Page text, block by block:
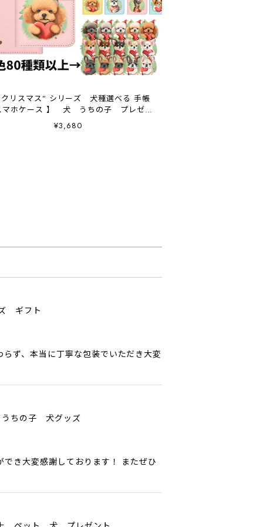
リスマス” シリーズ 犬種選べる 手帳
マホケース 】 犬 うちの子 プレゼン
ト Android対応
¥3,680
ギフト
ず、本当に丁寧な包装でいただき大変
ちの子 犬グッズ
き大変感謝しております！ またぜひ